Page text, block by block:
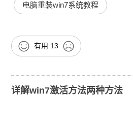
电脑重装win7系统教程
有用 13
详解win7激活方法两种方法